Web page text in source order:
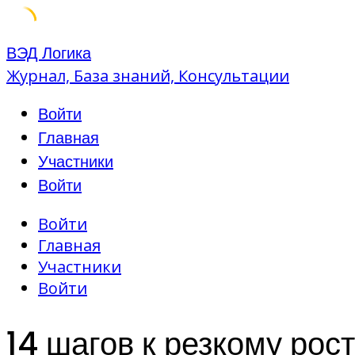
Skip
to
ВЭД Логика
Журнал, База знаний, Консультации
Войти
Главная
Участники
Войти
Войти
Главная
Участники
Войти
14 шагов к резкому